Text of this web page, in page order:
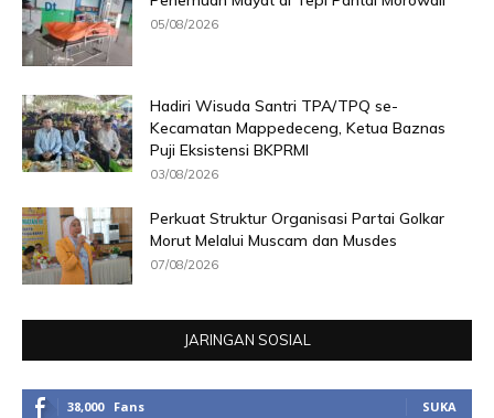
05/08/2026
Hadiri Wisuda Santri TPA/TPQ se-
Kecamatan Mappedeceng, Ketua Baznas
Puji Eksistensi BKPRMI
03/08/2026
Perkuat Struktur Organisasi Partai Golkar
Morut Melalui Muscam dan Musdes
07/08/2026
JARINGAN SOSIAL
38,000 Fans SUKA